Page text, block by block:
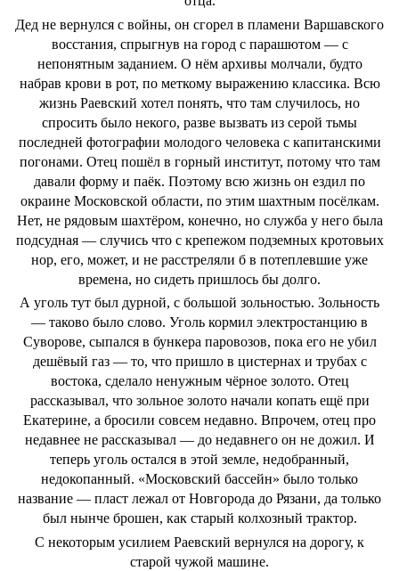
Дед не вернулся с войны, он сгорел в пламени Варшавского
восстания, спрыгнув на город с парашютом — с
непонятным заданием. О нём архивы молчали, будто
набрав крови в рот, по меткому выражению классика. Всю
жизнь Раевский хотел понять, что там случилось, но
спросить было некого, разве вызвать из серой тьмы
последней фотографии молодого человека с капитанскими
погонами. Отец пошёл в горный институт, потому что там
давали форму и паёк. Поэтому всю жизнь он ездил по
окраине Московской области, по этим шахтным посёлкам.
Нет, не рядовым шахтёром, конечно, но служба у него была
подсудная — случись что с крепежом подземных кротовьих
нор, его, может, и не расстреляли б в потеплевшие уже
времена, но сидеть пришлось бы долго.
А уголь тут был дурной, с большой зольностью. Зольность
— таково было слово. Уголь кормил электростанцию в
Суворове, сыпался в бункера паровозов, пока его не убил
дешёвый газ — то, что пришло в цистернах и трубах с
востока, сделало ненужным чёрное золото. Отец
рассказывал, что зольное золото начали копать ещё при
Екатерине, а бросили совсем недавно. Впрочем, отец про
недавнее не рассказывал — до недавнего он не дожил. И
теперь уголь остался в этой земле, недобранный,
недокопанный. «Московский бассейн» было только
название — пласт лежал от Новгорода до Рязани, да только
был нынче брошен, как старый колхозный трактор.
С некоторым усилием Раевский вернулся на дорогу, к
старой чужой машине.